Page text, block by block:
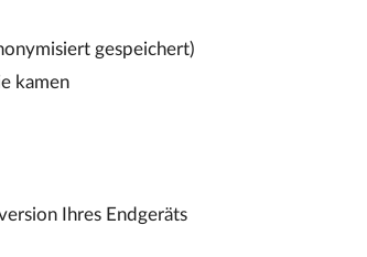
gespeichert)
kamen
Ihres Endgeräts